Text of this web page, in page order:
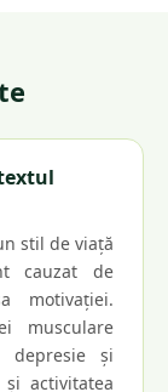
stil de viață
cauzat de
motivației.
musculare
depresie și
activitatea